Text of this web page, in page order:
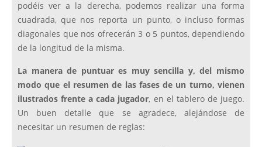
podéis ver a la derecha, podemos realizar una forma
cuadrada, que nos reporta un punto, o incluso formas
diagonales que nos ofrecerán 3 o 5 puntos, dependiendo
de la longitud de la misma.
La manera de puntuar es muy sencilla y, del mismo
modo que el resumen de las fases de un turno, vienen
ilustrados frente a cada jugador, en el tablero de juego.
Un buen detalle que se agradece, alejándose de
necesitar un resumen de reglas: